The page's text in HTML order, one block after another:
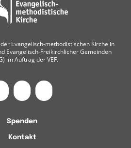
Evangelisch-methodistischen Kirche in
Evangelisch-Freikirchlicher Gemeinden
im Auftrag der VEF.
Spenden
Kontakt